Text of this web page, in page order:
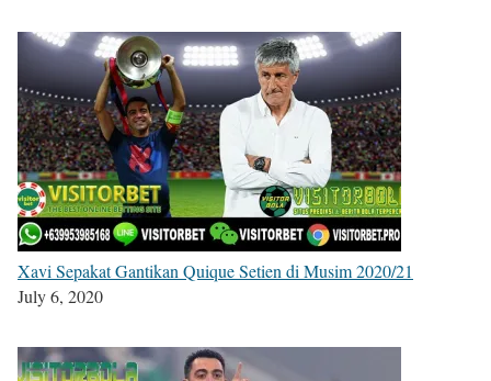
Xavi Sepakat Gantikan Quique Setien di Musim 2020/21
July 6, 2020